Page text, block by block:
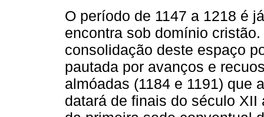
O período de 1147 a 1218 é
encontra sob domínio
consolidação deste espaço
pautada por avanços e
almóadas (1184 e 1191) que
datará de finais do século